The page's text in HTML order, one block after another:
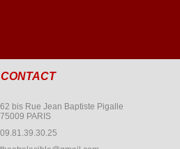
CONTACT
62 bis Rue Jean Baptiste Pigalle
75009 PARIS
09.81.39.30.25